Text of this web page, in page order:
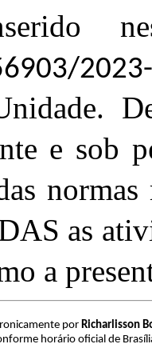
e sob
as
a
por Richarlisson
horário oficial de